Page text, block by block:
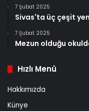
7 Şubat 2025
Sivas'ta üç çeşit
7 Şubat 2025
Mezun olduğu
Hızlı Menü
Hakkımızda
Künye